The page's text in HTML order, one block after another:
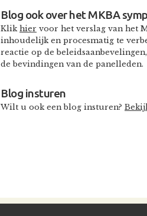
Blog ook over het MKBA
Klik hier voor het verslag van het
inhoudelijk en procesmatig te
reactie op de
de bevindingen van de panelleden.
Blog insturen
Wilt u ook een blog insturen?